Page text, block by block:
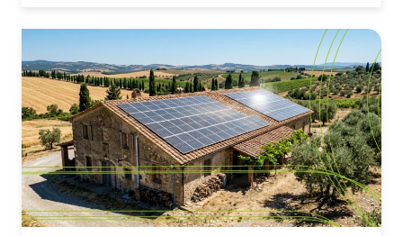
gestisce una piccola attività commerciale o deve